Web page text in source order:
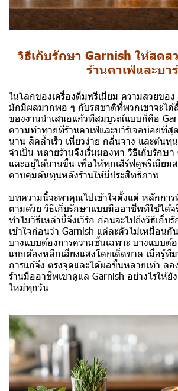
วิธีเก็บรักษา Garnish ให้สดส
ร้านคาเฟ่และบาร์
ในโลกของเครื่องดื่มพรีเมียม ความสวยขอ
มักมีผลมากพอ ๆ กับรสชาติที่พวกเขาจะได้
ของงานนำเสนอแก้วที่สมบูรณ์แบบก็คือ
ความท้าทายที่ร้านคาเฟ่และบา́ร์เจอบ่อยที่
นาน สีคล้ำเร็ว เหี่ยวง่าย กลิ่นจาง และต้นทุ
จำเป็น หลายร้านจึงเริ่มมองหา วิธีเก็บรักษ
และอยู่ได้นานขึ้น เพื่อให้ทุกเสิร์ฟดูพรีเมียม
ควบคุมต้นทุนหลังร้านให้มีประสิทธิภาพ
บทความนี้จะพาคุณไปเข้าใจตั้งแต่ หลักกา
ตามด้วย วิธีเก็บรักษาแบบมืออาชีพที่ใช้ได้จ
ทำไมวิธีเหล่านี้จึงเวิร์ก ก่อนจะไปถึงวิธีเก็บรั
เข้าใจก่อนว่า Garnish แต่ละตัวไม่เหมือนกั
บางแบบต้องการความชื้นเฉพาะ บางแบบต้
แบบต้องหลีกเลี่ยงแสงโดยเด็ดขาด เมื่อรู้
การแก้จึง ตรงจุดและได้ผลขึ้นหลายเท่า ล
ร้านมืออาชีพเขาดูแล Garnish อย่างไรให้ยั
ใหม่ทุกวัน